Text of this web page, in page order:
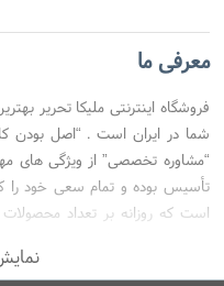
اول
متداول
معرفی ما
فروشگاه اینترنتی ملیکا تحریر
شما در ایران است . “اصل بودن
“مشاوره تخصصی” از ویژگی های
تأسیس بوده و تمام سعی خود را
است که روزانه بر تعداد محصولات